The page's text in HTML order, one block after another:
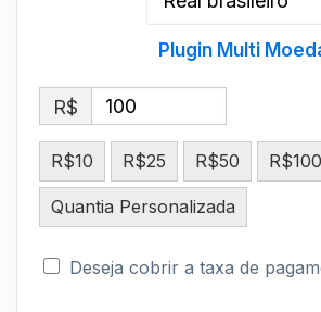
Plugin Multi
R$
R$10 R$25 R$50 R$100
Quantia Personalizada
Deseja cobrir a taxa de